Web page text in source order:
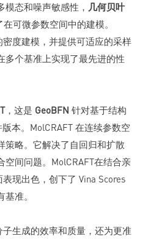
模态和噪声敏感性， 几何贝叶
在可微参数空间中的建模。
度建模，并提供可适应的采样
多个基准上实现了最先进的性
，这是 GeoBFN 针对基于结构
本。MolCRAFT 在连续参数空
策略。它解决了自回归和扩散
空间问题。MolCRAFT在结合亲
现出色，创下了 Vina Scores
准。
生成的效率和质量，还为更准